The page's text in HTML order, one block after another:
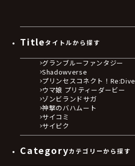
Titleタイトルから探す
グランブルーファンタジー
Shadowverse
プリンセスコネクト！Re:Dive
ウマ娘 プリティーダービー
ゾンビランドサガ
神撃のバハムート
サイコミ
サイピク
Categoryカテゴリーから探す